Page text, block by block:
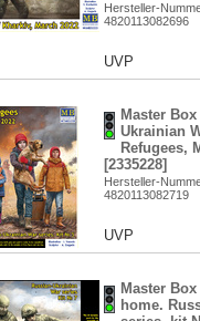
Hersteller-
4820113082696
UVP
Master
Ukrainian
Refugees,
[2335228]
Hersteller-
4820113082719
UVP
Master
home.